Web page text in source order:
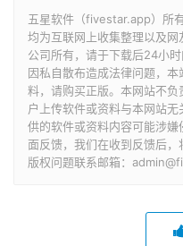
五星软件（fivestar.app）所
均为互联网上收集整理以及
公司所有，请于下载后24小
因私自散布造成法律问题，
料，请购买正版。本网站不
户上传软件或资料与本网站
供的软件或资料内容可能涉
面反馈，我们在收到反馈后，
版权问题联系邮箱：